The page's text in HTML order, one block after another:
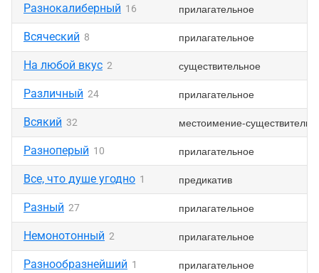
Разнокалиберный 16 прилагательное
Всяческий 8 прилагательное
На любой вкус 2 существительное
Различный 24 прилагательное
Всякий 32 местоимение-
Разноперый 10 прилагательное
Все, что душе угодно 1 предикатив
Разный 27 прилагательное
Немонотонный 2 прилагательное
Разнообразнейший 1 прилагательное